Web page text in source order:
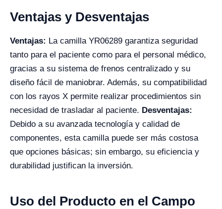
Ventajas y Desventajas
Ventajas: La camilla YR06289 garantiza seguridad
tanto para el paciente como para el personal médico,
gracias a su sistema de frenos centralizado y su
diseño fácil de maniobrar. Además, su compatibilidad
con los rayos X permite realizar procedimientos sin
necesidad de trasladar al paciente. Desventajas:
Debido a su avanzada tecnología y calidad de
componentes, esta camilla puede ser más costosa
que opciones básicas; sin embargo, su eficiencia y
durabilidad justifican la inversión.
Uso del Producto en el Campo